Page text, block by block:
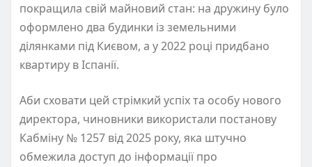
покращила свій майновий стан: на дружину було
оформлено два будинки із земельними
ділянками під Києвом, а у 2022 році придбано
квартиру в Іспанії.
Аби сховати цей стрімкий успіх та особу нового
директора, чиновники використали постанову
Кабміну № 1257 від 2025 року, яка штучно
обмежила доступ до інформації про